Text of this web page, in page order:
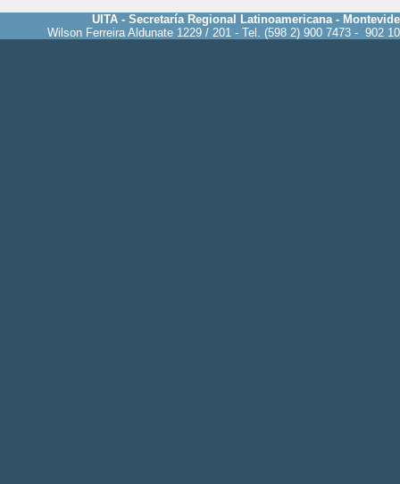
UITA - Secretaría Regional Latinoamericana -
Wilson Ferreira Aldunate 1229 / 201 - Tel. (598 2) 900 7473 - 902